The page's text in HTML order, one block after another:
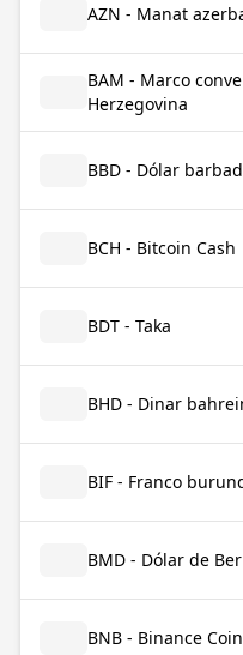
AZN - Manat
BAM - Marco
Herzegovina
BBD - Dólar
BCH - Bitcoin Cash
BDT - Taka
BHD - Dinar
BIF - Franco
BMD - Dólar de
BNB - Binance Coin